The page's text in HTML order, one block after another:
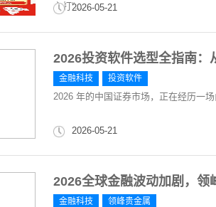
主打“...2026-05-21
2026投资软件选型全指南：
金融科技 投资软件
2026 年的中国证券市场，正在经历一
2026-05-21
2026全球金融波动加剧，领
金融科技 领峰贵金属